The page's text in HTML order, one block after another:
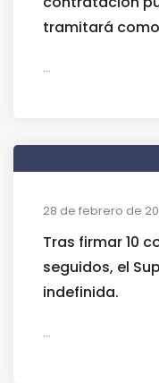
tramitará
28 de febrero de
Tras firmar 10
seguidos, el
indefinida.